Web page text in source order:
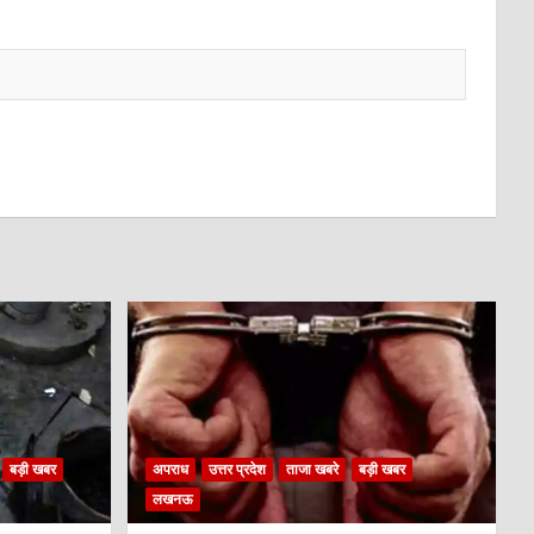
बड़ी खबर
अपराध उत्तर प्रदेश ताजा खबरे
बड़ी खबर
लखनऊ